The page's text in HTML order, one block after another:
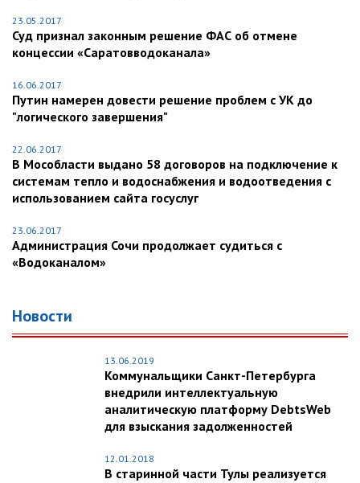
23.05.2017
Суд признал законным решение ФАС об отмене
концессии «Саратовводоканала»
16.06.2017
Путин намерен довести решение проблем с УК до
"логического завершения"
22.06.2017
В Мособласти выдано 58 договоров на подключение к
системам тепло и водоснабжения и водоотведения с
использованием сайта госуслуг
23.06.2017
Администрация Сочи продолжает судиться с
«Водоканалом»
Новости
13.06.2019
Коммунальщики Санкт-Петербурга
внедрили интеллектуальную
аналитическую платформу DebtsWeb
для взыскания задолженностей
12.01.2018
В старинной части Тулы реализуется